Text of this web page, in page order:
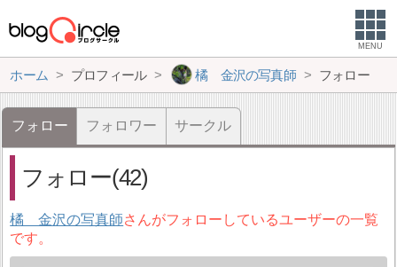
MENU
ホーム プロフィール 橘 金沢の写真師 フォロー
フォロー フォロワー サークル
フォロー(42)
橘 金沢の写真師さんがフォローしているユーザーの一覧
です。